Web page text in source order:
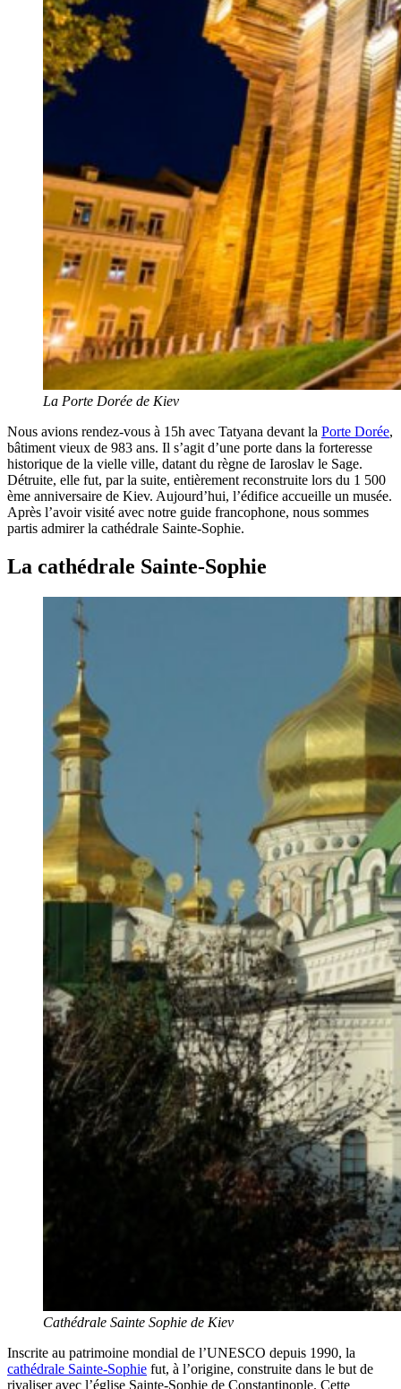
La Porte Dorée de Kiev
Nous avions rendez-vous à 15h avec Tatyana devant la Porte Dorée,
bâtiment vieux de 983 ans. Il s’agit d’une porte dans la forteresse
historique de la vielle ville, datant du règne de Iaroslav le Sage.
Détruite, elle fut, par la suite, entièrement reconstruite lors du 1 500
ème anniversaire de Kiev. Aujourd’hui, l’édifice accueille un musée.
Après l’avoir visité avec notre guide francophone, nous sommes
partis admirer la cathédrale Sainte-Sophie.
La cathédrale Sainte-Sophie
Cathédrale Sainte Sophie de Kiev
Inscrite au patrimoine mondial de l’UNESCO depuis 1990, la
cathédrale Sainte-Sophie fut, à l’origine, construite dans le but de
rivaliser avec l’église Sainte-Sophie de Constantinople. Cette